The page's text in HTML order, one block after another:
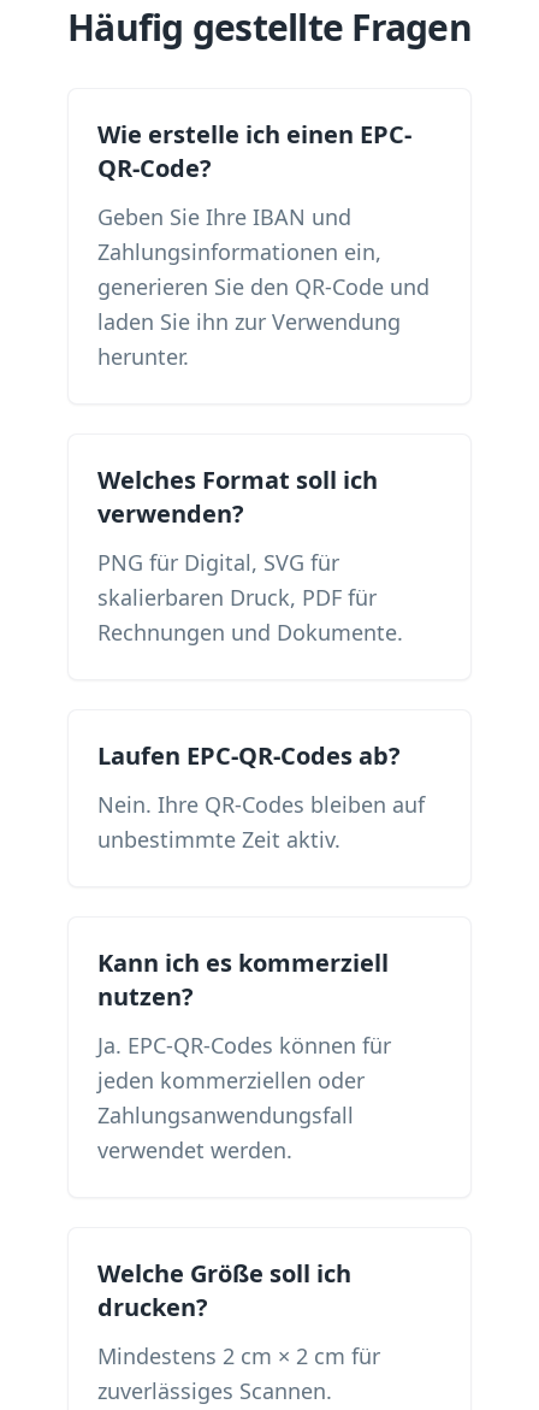
Häufig gestellte Fragen
Wie erstelle ich einen EPC-
QR-Code?
Geben Sie Ihre IBAN und
Zahlungsinformationen ein,
generieren Sie den QR-Code und
laden Sie ihn zur Verwendung
herunter.
Welches Format soll ich
verwenden?
PNG für Digital, SVG für
skalierbaren Druck, PDF für
Rechnungen und Dokumente.
Laufen EPC-QR-Codes ab?
Nein. Ihre QR-Codes bleiben auf
unbestimmte Zeit aktiv.
Kann ich es kommerziell
nutzen?
Ja. EPC-QR-Codes können für
jeden kommerziellen oder
Zahlungsanwendungsfall
verwendet werden.
Welche Größe soll ich
drucken?
Mindestens 2 cm × 2 cm für
zuverlässiges Scannen.